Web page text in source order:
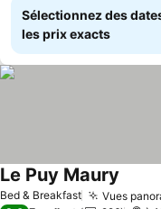
Sélectionnez des
les prix exacts
Bed & Breakfast Vues
Le Puy Maury